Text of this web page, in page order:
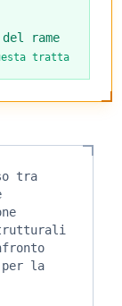
del rame
tratta
tra
per la